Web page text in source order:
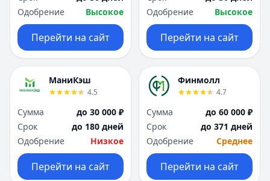
Одобрение
Высокое
Перейти на сайт
Одобрение
Высокое
Перейти на сайт
МаниКэш
4.5
Сумма
до 30 000 ₽
Срок
до 180 дней
Одобрение
Низкое
Перейти на сайт
Финмолл
4.7
Сумма
до 60 000 ₽
Срок
до 371 дней
Одобрение
Среднее
Перейти на сайт